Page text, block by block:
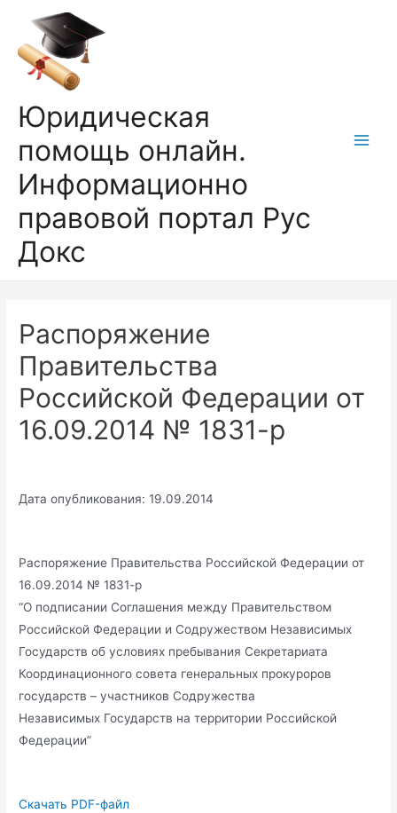
содержимому
Юридическая
помощь онлайн.
Информационно
правовой портал Рус
Докс
Распоряжение
Правительства
Российской Федерации от
16.09.2014 № 1831-р
Дата опубликования: 19.09.2014
Распоряжение Правительства Российской Федерации от
16.09.2014 № 1831-р
“О подписании Соглашения между Правительством
Российской Федерации и Содружеством Независимых
Государств об условиях пребывания Секретариата
Координационного совета генеральных прокуроров
государств – участников Содружества
Независимых Государств на территории Российской
Федерации”
Скачать PDF-файл